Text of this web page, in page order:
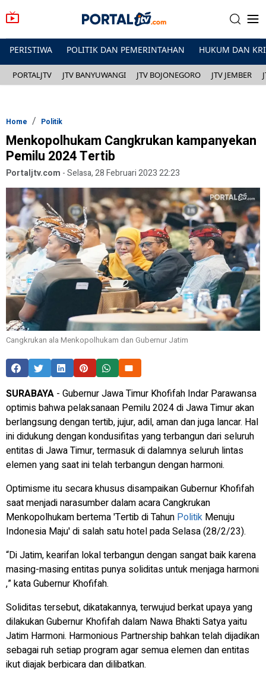
PERISTIWA POLITIK DAN PEMERINTAHAN HUKUM DAN
PORTALJTV JTV BANYUWANGI JTV BOJONEGORO JTV JEMBER
Home Politik
Menkopolhukam Cangkrukan kampanyekan
Pemilu 2024 Tertib
Portaljtv.com -Selasa, 28 Februari 2023 22:23
Cangkrukan ala Menkopolhukam dan Gubernur Jatim
SURABAYA - Gubernur Jawa Timur Khofifah Indar Parawansa
optimis bahwa pelaksanaan Pemilu 2024 di Jawa Timur akan
berlangsung dengan tertib, jujur, adil, aman dan juga lancar. Hal
ini didukung dengan kondusifitas yang terbangun dari seluruh
entitas di Jawa Timur, termasuk di dalamnya seluruh lintas
elemen yang saat ini telah terbangun dengan harmoni.
Optimisme itu secara khusus disampaikan Gubernur Khofifah
saat menjadi narasumber dalam acara Cangkrukan
Menkopolhukam bertema 'Tertib di Tahun Politik Menuju
Indonesia Maju' di salah satu hotel pada Selasa (28/2/23).
“Di Jatim, kearifan lokal terbangun dengan sangat baik karena
masing-masing entitas punya soliditas untuk menjaga harmoni
,” kata Gubernur Khofifah.
Soliditas tersebut, dikatakannya, terwujud berkat upaya yang
dilakukan Gubernur Khofifah dalam Nawa Bhakti Satya yaitu
Jatim Harmoni. Harmonious Partnership bahkan telah dijadikan
sebagai ruh setiap program agar semua elemen dan entitas
ikut diajak berbicara dan dilibatkan.